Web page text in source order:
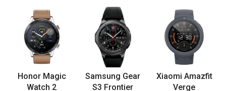
Honor Magic
Watch 2
Samsung Gear
S3 Frontier
Xiaomi Amazfit
Verge